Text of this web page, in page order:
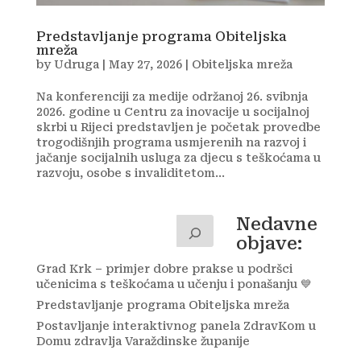
Predstavljanje programa Obiteljska
mreža
byUdruga| May 27, 2026| Obiteljska mreža
Na konferenciji za medije održanoj 26. svibnja
2026. godine u Centru za inovacije u socijalnoj
skrbi u Rijeci predstavljen je početak provedbe
trogodišnjih programa usmjerenih na razvoj i
jačanje socijalnih usluga za djecu s teškoćama u
razvoju, osobe s invaliditetom...
Nedavne
objave:
Grad Krk – primjer dobre prakse u podršci
učenicima s teškoćama u učenju i ponašanju 💙
Predstavljanje programa Obiteljska mreža
Postavljanje interaktivnog panela ZdravKom u
Domu zdravlja Varaždinske županije